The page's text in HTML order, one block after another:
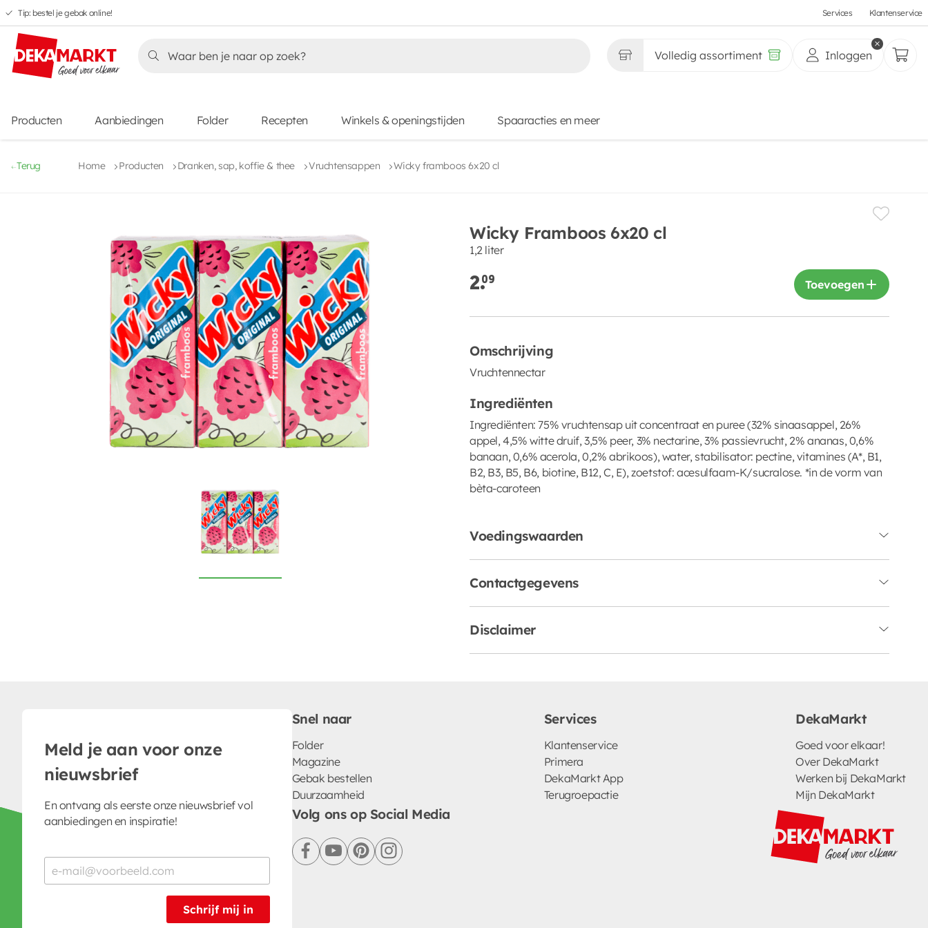
Overslaan
naar
hoofdnavigatie
Overslaan
naar
hoofdinhoud
Overslaan
naar
voettekstinhoud
Overslaan
naar
aanbiedingen
Tip: bestel je gebak online! Services Klantenservice
Volledig assortiment Inloggen
Producten Aanbiedingen Folder Recepten Winkels & openingstijden Spaaracties en meer
Terug Home Producten Dranken, sap, koffie & thee Vruchtensappen Wicky framboos 6x20 cl
Wicky Framboos 6x20 cl
1,2 liter
2.09 Toevoegen
Omschrijving
Vruchtennectar
Ingrediënten
Ingrediënten: 75% vruchtensap uit concentraat en puree (32% sinaasappel, 26%
appel, 4,5% witte druif, 3,5% peer, 3% nectarine, 3% passievrucht, 2% ananas, 0,6%
banaan, 0,6% acerola, 0,2% abrikoos), water, stabilisator: pectine, vitamines (A*, B1,
B2, B3, B5, B6, biotine, B12, C, E), zoetstof: acesulfaam-K/sucralose. *in de vorm van
bèta-caroteen
Voedingswaarden
Contactgegevens
Disclaimer
Meld je aan voor onze
nieuwsbrief
En ontvang als eerste onze nieuwsbrief vol
aanbiedingen en inspiratie!
Schrijf mij in
Snel naar
Folder
Magazine
Gebak bestellen
Duurzaamheid
Services
Klantenservice
Primera
DekaMarkt App
Terugroepactie
DekaMarkt
Goed voor elkaar!
Over DekaMarkt
Werken bij DekaMarkt
Mijn DekaMarkt
Volg ons op Social Media
facebookyoutubepinterestinstagram